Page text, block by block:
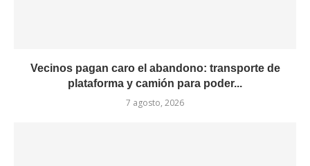
Vecinos pagan caro el abandono: transporte de
plataforma y camión para poder...
7 agosto, 2026